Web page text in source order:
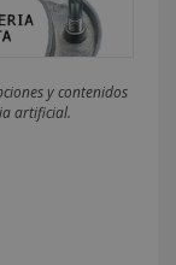
y contenidos
artificial.